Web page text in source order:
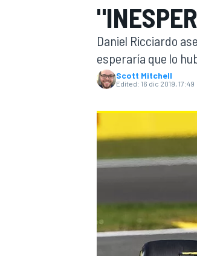
FÓRMULA E
NASCAR
Daniel Ricciardo
esperaría que lo
Scott Mitchell
Edited: 16 dic 2019, 17:49